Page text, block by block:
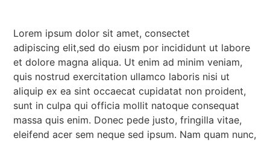
Lorem ipsum dolor sit amet, consectet
adipiscing elit,sed do eiusm por incididunt ut labore
et dolore magna aliqua. Ut enim ad minim veniam,
quis nostrud exercitation ullamco laboris nisi ut
aliquip ex ea sint occaecat cupidatat non proident,
sunt in culpa qui officia mollit natoque consequat
massa quis enim. Donec pede justo, fringilla vitae,
eleifend acer sem neque sed ipsum. Nam quam nunc,